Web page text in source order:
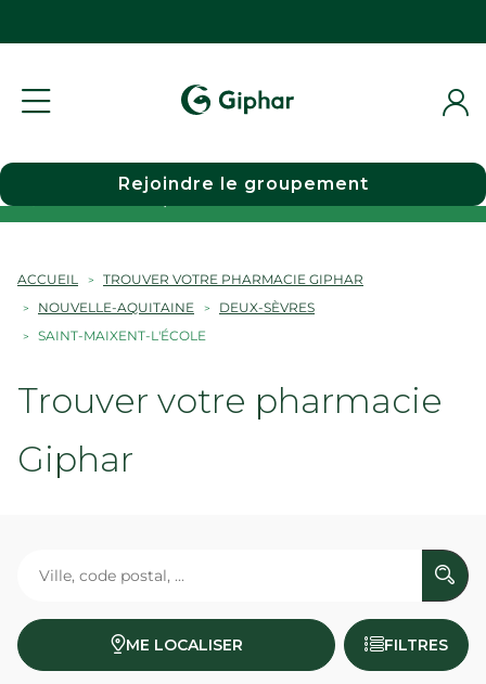
Choisir une pharmacie
Rejoindre le groupement
ACCUEIL
TROUVER VOTRE PHARMACIE GIPHAR
NOUVELLE-AQUITAINE
DEUX-SÈVRES
SAINT-MAIXENT-L'ÉCOLE
Trouver votre pharmacie
Giphar
ME LOCALISER FILTRES